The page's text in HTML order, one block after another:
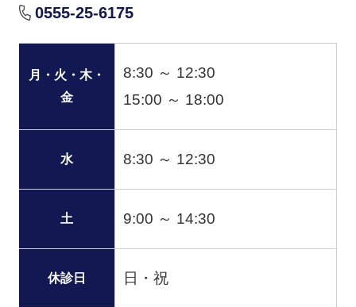
0555-25-6175
月・火・木・
金
8:30 ～ 12:30
15:00 ～ 18:00
水 8:30 ～ 12:30
土 9:00 ～ 14:30
休診日 日・祝